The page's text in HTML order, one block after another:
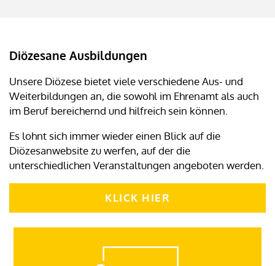
Diözesane Ausbildungen
Unsere Diözese bietet viele verschiedene Aus- und
Weiterbildungen an, die sowohl im Ehrenamt als auch
im Beruf bereichernd und hilfreich sein können.
Es lohnt sich immer wieder einen Blick auf die
Diözesanwebsite zu werfen, auf der die
unterschiedlichen Veranstaltungen angeboten werden.
KLICK HIER